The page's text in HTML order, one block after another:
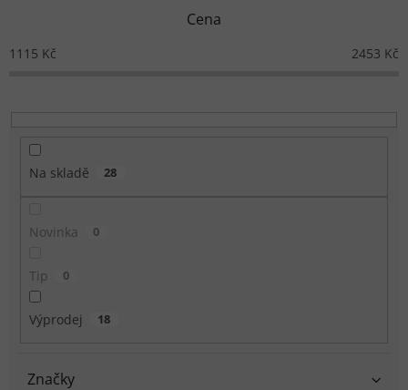
Cena
1115 Kč 2453 Kč
Na skladě 28
Novinka 0
Tip 0
Výprodej 18
Značky